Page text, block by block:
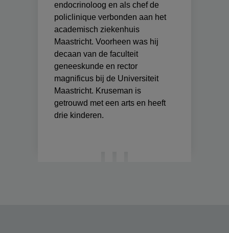
endocrinoloog en als chef de
policlinique verbonden aan het
academisch ziekenhuis
Maastricht. Voorheen was hij
decaan van de faculteit
geneeskunde en rector
magnificus bij de Universiteit
Maastricht. Kruseman is
getrouwd met een arts en heeft
drie kinderen.